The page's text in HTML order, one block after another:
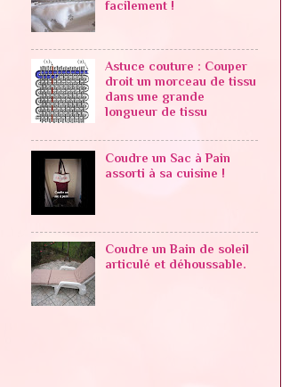
facilement !
Astuce couture : Couper
droit un morceau de tissu
dans une grande
longueur de tissu
Coudre un Sac à Pain
assorti à sa cuisine !
Coudre un Bain de soleil
articulé et déhoussable.